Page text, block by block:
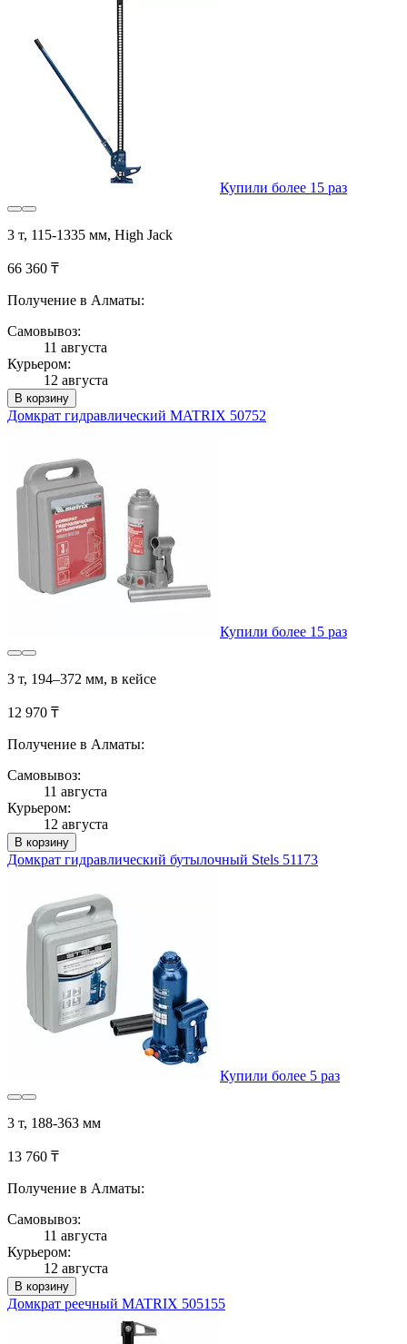
Купили более 15 раз
3 т, 115-1335 мм, High Jack
66 360 ₸
Получение в Алматы:
Самовывоз:
11 августа
Курьером:
12 августа
В корзину
Домкрат гидравлический MATRIX 50752
Купили более 15 раз
3 т, 194–372 мм, в кейсе
12 970 ₸
Получение в Алматы:
Самовывоз:
11 августа
Курьером:
12 августа
В корзину
Домкрат гидравлический бутылочный Stels 51173
Купили более 5 раз
3 т, 188-363 мм
13 760 ₸
Получение в Алматы:
Самовывоз:
11 августа
Курьером:
12 августа
В корзину
Домкрат реечный MATRIX 505155